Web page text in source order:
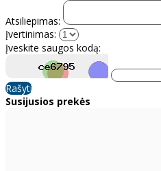
Atsiliepimas:
Įvertinimas:
Įveskite saugos kodą:
Rašyti
Susijusios prekės